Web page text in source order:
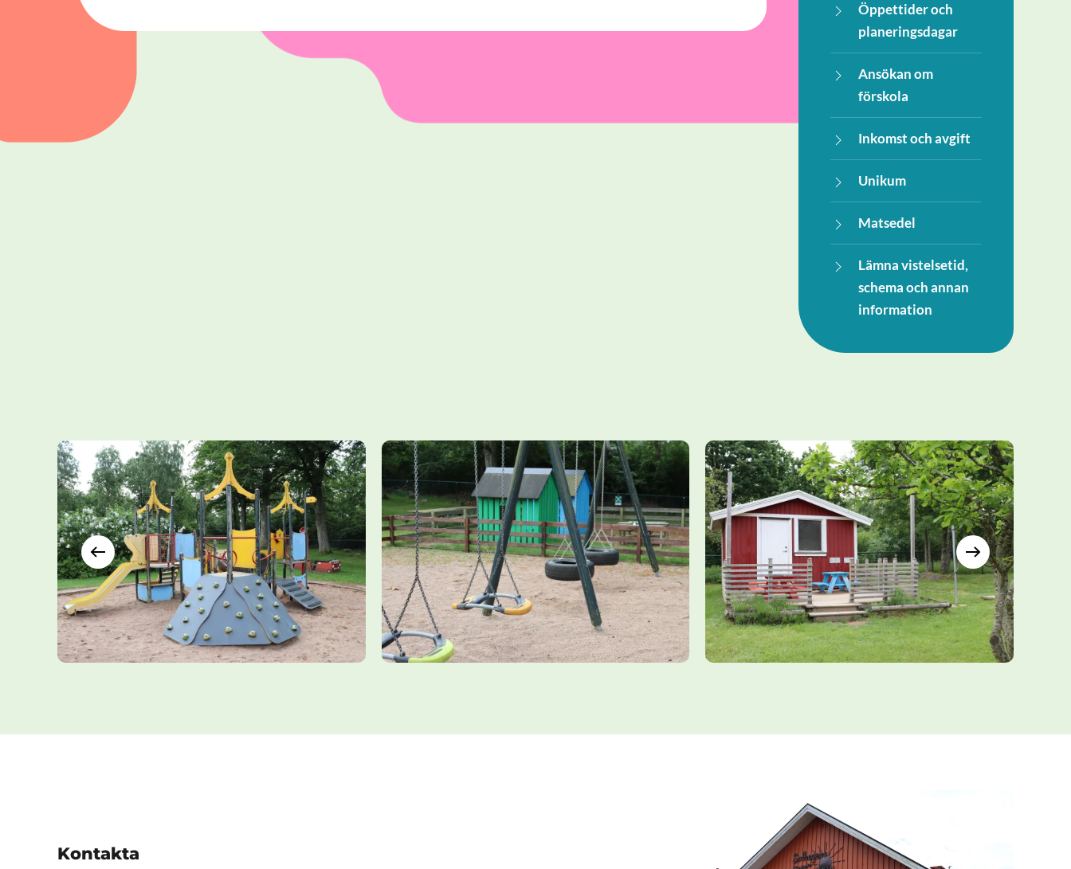
Öppettider och
planeringsdagar
Ansökan om
förskola
Inkomst och avgift
Unikum
Matsedel
Lämna vistelsetid,
schema och annan
information
Kontakta